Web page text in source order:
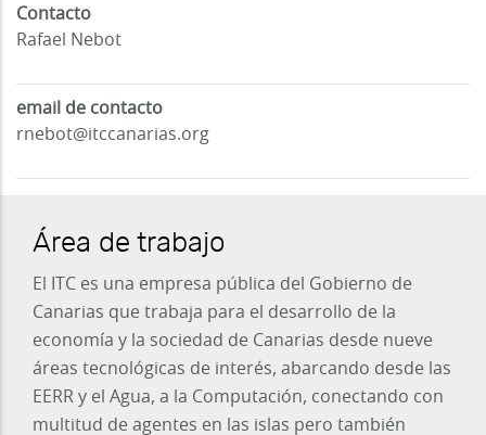
Contacto
Rafael Nebot
email de contacto
rnebot@itccanarias.org
Área de trabajo
El ITC es una empresa pública del Gobierno de
Canarias que trabaja para el desarrollo de la
economía y la sociedad de Canarias desde nueve
áreas tecnológicas de interés, abarcando desde las
EERR y el Agua, a la Computación, conectando con
multitud de agentes en las islas pero también